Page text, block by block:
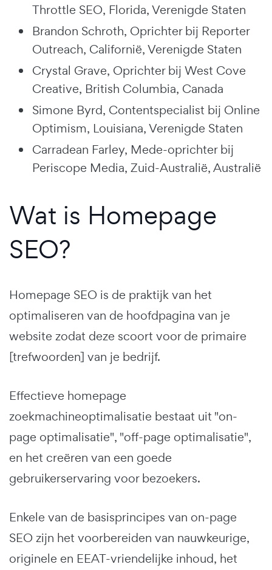
Throttle SEO, Florida, Verenigde Staten
Brandon Schroth, Oprichter bij Reporter
Outreach, Californië, Verenigde Staten
Crystal Grave, Oprichter bij West Cove
Creative, British Columbia, Canada
Simone Byrd, Contentspecialist bij Online
Optimism, Louisiana, Verenigde Staten
Carradean Farley, Mede-oprichter bij
Periscope Media, Zuid-Australië, Australië
Wat is Homepage
SEO?
Homepage SEO is de praktijk van het
optimaliseren van de hoofdpagina van je
website zodat deze scoort voor de primaire
[trefwoorden] van je bedrijf.
Effectieve homepage
zoekmachineoptimalisatie bestaat uit "on-
page optimalisatie", "off-page optimalisatie",
en het creëren van een goede
gebruikerservaring voor bezoekers.
Enkele van de basisprincipes van on-page
SEO zijn het voorbereiden van nauwkeurige,
originele en EEAT-vriendelijke inhoud, het